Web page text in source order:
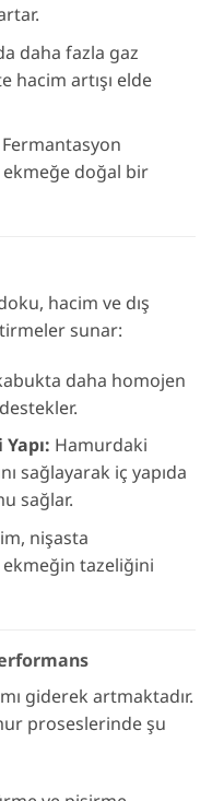
daha fazla gaz
artışı elde
Fermantasyon
ekmeğe doğal bir
hacim ve dış
sunar:
daha homojen
Hamurdaki
sağlayarak iç yapıda
sağlar.
nişasta
tazeliğini
giderek artmaktadır.
proseslerinde şu